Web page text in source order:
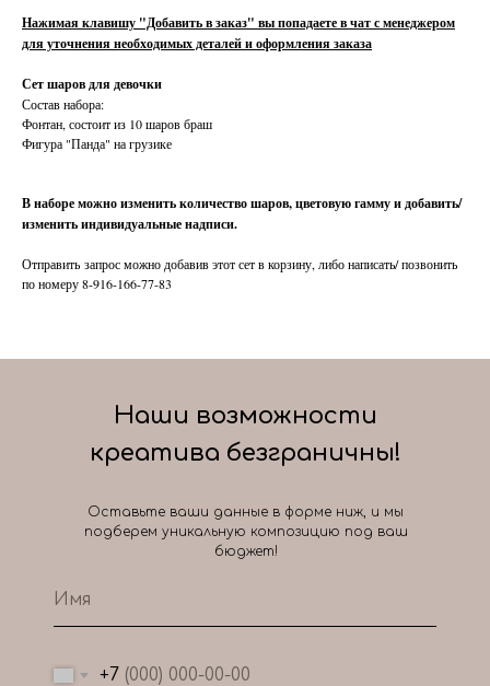
Нажимая клавишу "Добавить в заказ" вы попадаете в чат с менеджером
для уточнения необходимых деталей и оформления заказа
Сет шаров для девочки
Состав набора:
Фонтан, состоит из 10 шаров браш
Фигура "Панда" на грузике
В наборе можно изменить количество шаров, цветовую гамму и добавить/
изменить индивидуальные надписи.
Отправить запрос можно добавив этот сет в корзину, либо написать/ позвонить
по номеру 8-916-166-77-83
+7
Наши возможности
креатива безграничны!
Оставьте ваши данные в форме ниж, и мы
подберем уникальную композицию под ваш
бюджет!